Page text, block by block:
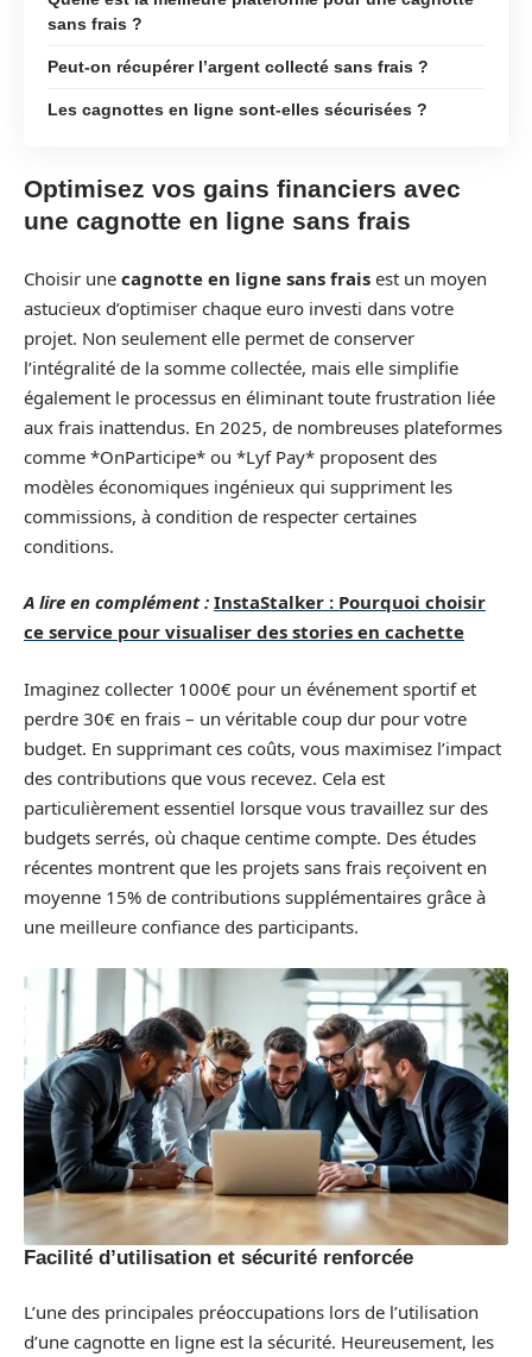
sans frais ?
Peut-on récupérer l’argent collecté sans frais ?
Les cagnottes en ligne sont-elles sécurisées ?
Optimisez vos gains financiers avec
une cagnotte en ligne sans frais
Choisir une cagnotte en ligne sans frais est un moyen
astucieux d’optimiser chaque euro investi dans votre
projet. Non seulement elle permet de conserver
l’intégralité de la somme collectée, mais elle simplifie
également le processus en éliminant toute frustration liée
aux frais inattendus. En 2025, de nombreuses plateformes
comme *OnParticipe* ou *Lyf Pay* proposent des
modèles économiques ingénieux qui suppriment les
commissions, à condition de respecter certaines
conditions.
A lire en complément : InstaStalker : Pourquoi choisir
ce service pour visualiser des stories en cachette
Imaginez collecter 1000€ pour un événement sportif et
perdre 30€ en frais – un véritable coup dur pour votre
budget. En supprimant ces coûts, vous maximisez l’impact
des contributions que vous recevez. Cela est
particulièrement essentiel lorsque vous travaillez sur des
budgets serrés, où chaque centime compte. Des études
récentes montrent que les projets sans frais reçoivent en
moyenne 15% de contributions supplémentaires grâce à
une meilleure confiance des participants.
Facilité d’utilisation et sécurité renforcée
L’une des principales préoccupations lors de l’utilisation
d’une cagnotte en ligne est la sécurité. Heureusement, les